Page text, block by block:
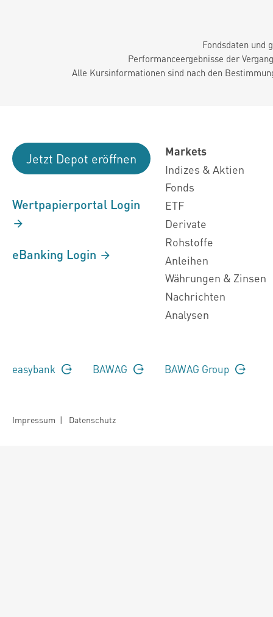
Fondsdaten und
Performanceergebnisse der
Alle Kursinformationen sind nach den
Jetzt Depot eröffnen
Wertpapierportal Login
eBanking Login
Markets
Indizes & Aktien
Fonds
ETF
Derivate
Rohstoffe
Anleihen
Währungen & Zinsen
Nachrichten
Analysen
easybank BAWAG BAWAG Group
Impressum | Datenschutz